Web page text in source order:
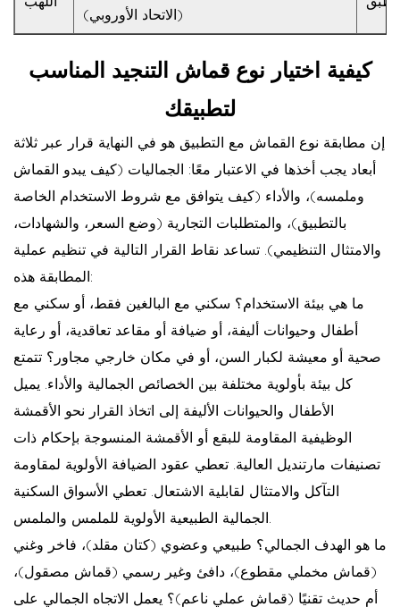
(الاتحاد الأوروبي)
كيفية اختيار نوع قماش التنجيد المناسب
لتطبيقك
إن مطابقة نوع القماش مع التطبيق هو في النهاية قرار عبر ثلاثة
أبعاد يجب أخذها في الاعتبار معًا: الجماليات (كيف يبدو القماش
وملمسه)، والأداء (كيف يتوافق مع شروط الاستخدام الخاصة
بالتطبيق)، والمتطلبات التجارية (وضع السعر، والشهادات،
والامتثال التنظيمي). تساعد نقاط القرار التالية في تنظيم عملية
المطابقة هذه:
ما هي بيئة الاستخدام؟ سكني مع البالغين فقط، أو سكني مع
أطفال وحيوانات أليفة، أو ضيافة أو مقاعد تعاقدية، أو رعاية
صحية أو معيشة لكبار السن، أو في مكان خارجي مجاور؟ تتمتع
كل بيئة بأولوية مختلفة بين الخصائص الجمالية والأداء. يميل
الأطفال والحيوانات الأليفة إلى اتخاذ القرار نحو الأقمشة
الوظيفية المقاومة للبقع أو الأقمشة المنسوجة بإحكام ذات
تصنيفات مارتنديل العالية. تعطي عقود الضيافة الأولوية لمقاومة
التآكل والامتثال لقابلية الاشتعال. تعطي الأسواق السكنية
ما هو الهدف الجمالي؟ طبيعي وعضوي (كتان مقلد)، فاخر وغني
(قماش مخملي مقطوع)، دافئ وغير رسمي (قماش مصقول)،
أم حديث تقنيًا (قماش عملي ناعم)؟ يعمل الاتجاه الجمالي على